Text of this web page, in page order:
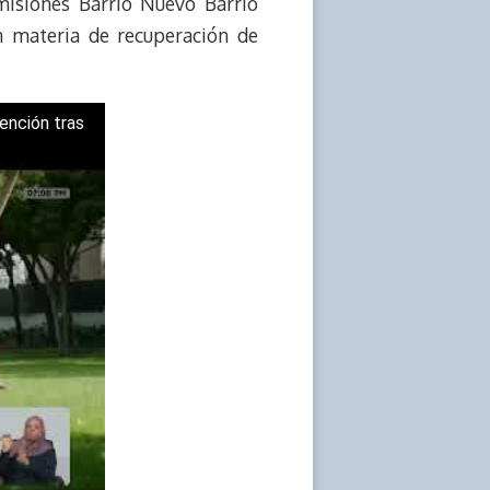
materia de recuperación de
tras